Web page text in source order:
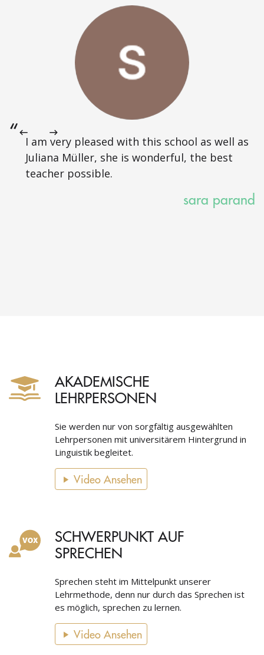
I am very pleased with this school as well as
Juliana Müller, she is wonderful, the best
teacher possible.
sara parand
AKADEMISCHE
LEHRPERSONEN
Sie werden nur von sorgfältig ausgewählten
Lehrpersonen mit universitärem Hintergrund in
Linguistik begleitet.
Video Ansehen
SCHWERPUNKT AUF
SPRECHEN
Sprechen steht im Mittelpunkt unserer
Lehrmethode, denn nur durch das Sprechen ist
es möglich, sprechen zu lernen.
Video Ansehen